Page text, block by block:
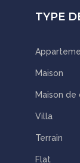
TYPE
Maison
Maison de
Villa
Terrain
Flat